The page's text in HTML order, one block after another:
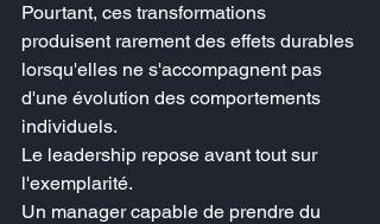
Pourtant, ces transformations
produisent rarement des effets durables
lorsqu'elles ne s'accompagnent pas
d'une évolution des comportements
individuels.
Le leadership repose avant tout sur
l'exemplarité.
Un manager capable de prendre du